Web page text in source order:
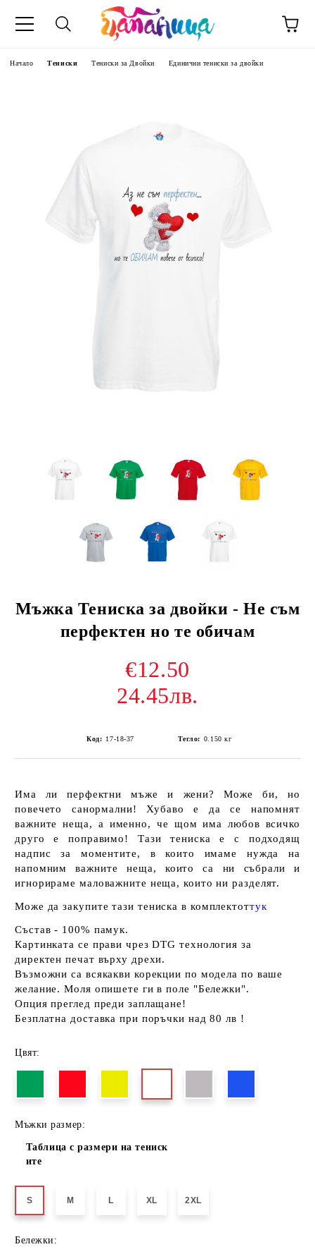
Начало Тениски Тениски за Двойки Единични тениски за двойки
Мъжка Тениска за двойки - Не съм
перфектен но те обичам
€12.50
24.45лв.
Код: 17-18-37 Тегло: 0.150 кг
Има ли перфектни мъже и жени? Може би, но
повечето санормални! Хубаво е да се напомнят
важните неща, а именно, че щом има любов всичко
друго е поправимо! Тази тениска е с подходящ
надпис за моментите, в които имаме нужда на
напомним важните неща, които са ни събрали и
игнорираме маловажните неща, които ни разделят.
Може да закупите тази тениска в комплектоттук
Състав - 100% памук.
Картинката се прави чрез DTG технология за
директен печат върху дрехи.
Възможни са всякакви корекции по модела по ваше
желание. Моля опишете ги в поле "Бележки".
Опция преглед преди заплащане!
Безплатна доставка при поръчки над 80 лв !
Цвят:
Мъжки размер:
Таблица с размери на тениск
ите
S M L XL 2XL
Бележки: